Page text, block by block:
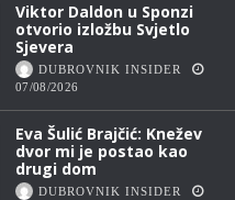
Viktor Daldon u Sponzi
otvorio izložbu Svjetlo
Sjevera
DUBROVNIK INSIDER
07/08/2026
Eva Šulić Brajčić: Knežev
dvor mi je postao kao
drugi dom
DUBROVNIK INSIDER